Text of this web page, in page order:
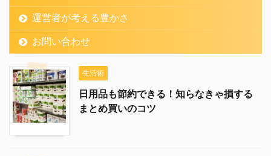
運営者が考える豊かさ
お問い合わせ
生活術
日用品も節約できる！知らなきゃ損する
まとめ買いのコツ